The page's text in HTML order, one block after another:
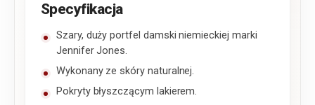
Specyfikacja
Szary, duży portfel damski niemieckiej marki
Jennifer Jones.
Wykonany ze skóry naturalnej.
Pokryty błyszczącym lakierem.